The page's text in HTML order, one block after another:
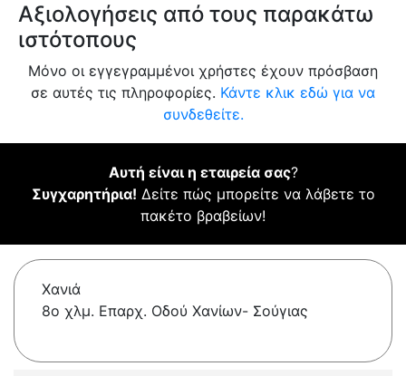
Αξιολογήσεις από τους παρακάτω
ιστότοπους
Μόνο οι εγγεγραμμένοι χρήστες έχουν πρόσβαση
σε αυτές τις πληροφορίες. Κάντε κλικ εδώ για να
συνδεθείτε.
Αυτή είναι η εταιρεία σας?
Συγχαρητήρια! Δείτε πώς μπορείτε να λάβετε το
πακέτο βραβείων!
Χανιά
8ο χλμ. Επαρχ. Οδού Χανίων- Σούγιας